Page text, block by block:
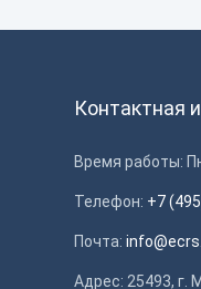
Контактная
Время работы:
Телефон: +7
Почта:
Адрес: 25493, г.